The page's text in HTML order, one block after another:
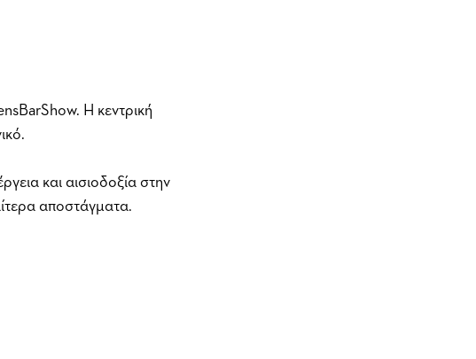
Η κεντρική
και αισιοδοξία στην
αποστάγματα.